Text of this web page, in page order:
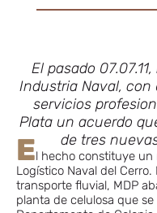
El pasado
Industria Naval, con
servicios
Plata un acuerdo
de tres
El hecho constituye un
Logístico Naval del
transporte fluvial, MDP
planta de celulosa que